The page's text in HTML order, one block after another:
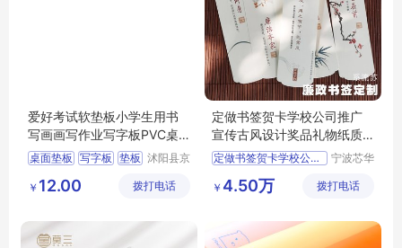
爱好考试软垫板小学生用书
写画画写作业写字板PVC桌
面8K厚垫本A4
桌面垫板 写字板 垫板 沭阳县京
心
￥ 12.00 拨打电话
定做书签贺卡学校公司推广
宣传古风设计奖品礼物纸质
订制经销商
定做书签贺卡学校公司推广
宁波芯华
有限公司
￥ 4.50万 拨打电话